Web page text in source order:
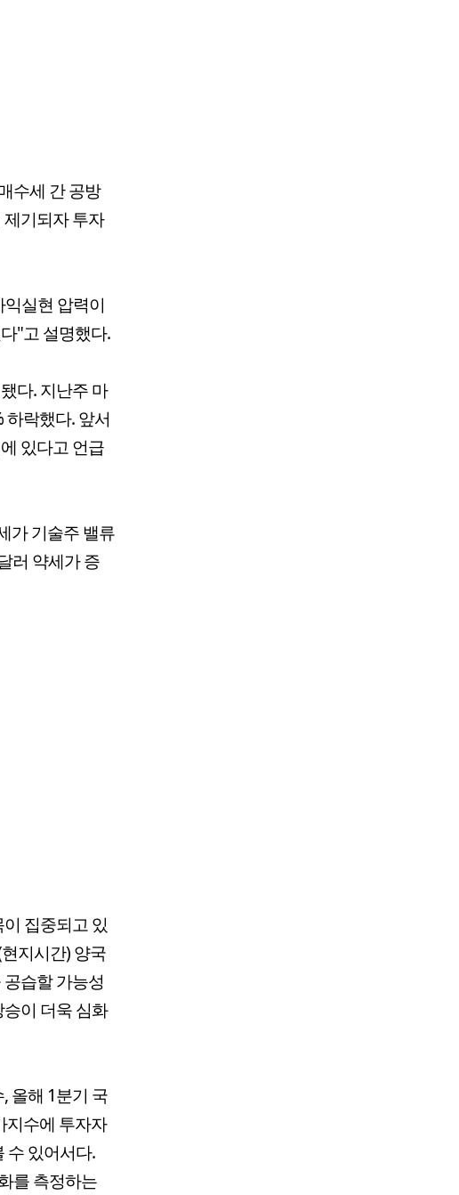
수세 간 공방
기되자 투자
실현 압력이
"고 설명했다.
다. 지난주 마
하락했다. 앞서
있다고 언급
가 기술주 밸류
러 약세가 증
집중되고 있
지시간) 양국
습할 가능성
이 더욱 심화
올해 1분기 국
지수에 투자자
수 있어서다.
를 측정하는